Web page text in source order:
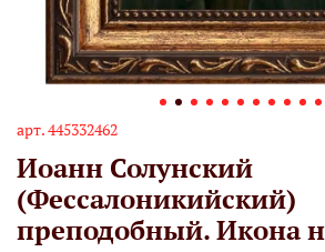
арт.445332462
Иоанн Солунский
(Фессалоникийский)
преподобный. Икона